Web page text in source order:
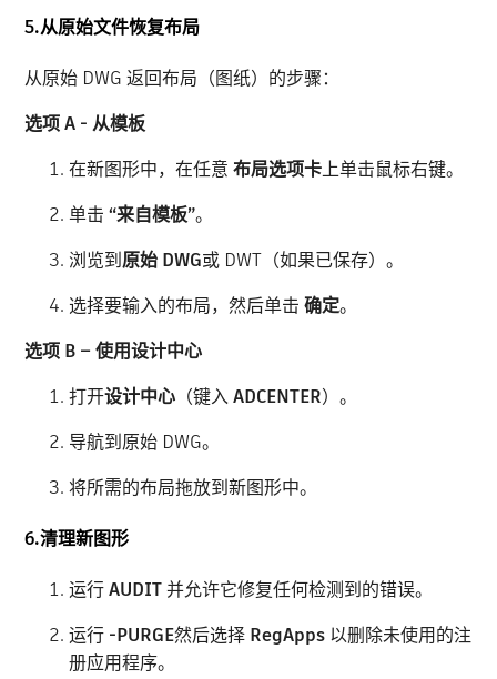
5.从原始文件恢复布局
从原始 DWG 返回布局（图纸）的步骤：
选项 A - 从模板
在新图形中，在任意布局选项卡上单击鼠标右键。
单击“来自模板”。
浏览到原始 DWG或 DWT（如果已保存）。
选择要输入的布局，然后单击确定。
选项 B – 使用设计中心
打开设计中心 （键入ADCENTER）。
导航到原始 DWG。
将所需的布局拖放到新图形中。
6.清理新图形
运行AUDIT并允许它修复任何检测到的错误。
运行 -PURGE然后选择 RegApps 以删除未使用的注
册应用程序。